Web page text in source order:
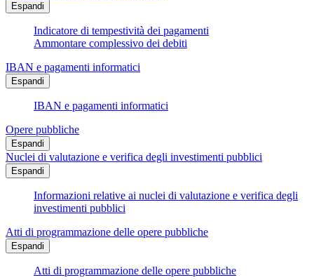
Espandi
Indicatore di tempestività dei pagamenti
Ammontare complessivo dei debiti
IBAN e pagamenti informatici
Espandi
IBAN e pagamenti informatici
Opere pubbliche
Espandi
Nuclei di valutazione e verifica degli investimenti pubblici
Espandi
Informazioni relative ai nuclei di valutazione e verifica degli
investimenti pubblici
Atti di programmazione delle opere pubbliche
Espandi
Atti di programmazione delle opere pubbliche